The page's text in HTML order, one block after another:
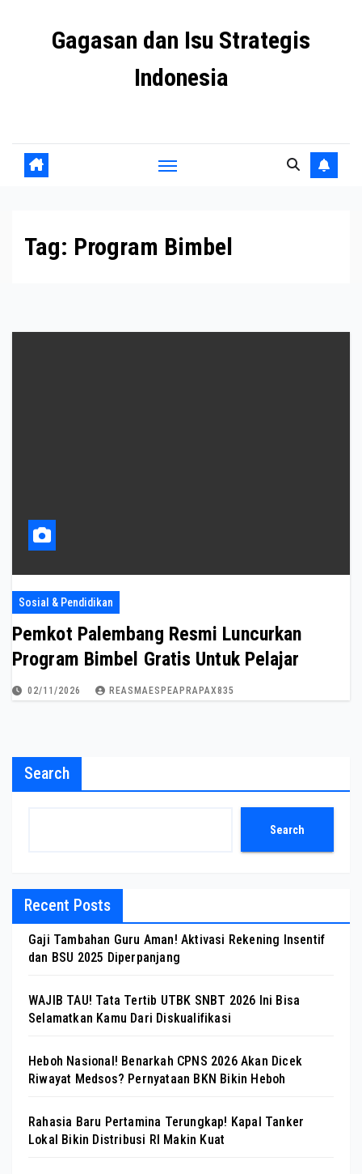
Gagasan dan Isu Strategis
Indonesia
Tag: Program Bimbel
Sosial & Pendidikan
Pemkot Palembang Resmi Luncurkan
Program Bimbel Gratis Untuk Pelajar
02/11/2026 REASMAESPEAPRAPAX835
Search
Search
Recent Posts
Gaji Tambahan Guru Aman! Aktivasi Rekening Insentif
dan BSU 2025 Diperpanjang
WAJIB TAU! Tata Tertib UTBK SNBT 2026 Ini Bisa
Selamatkan Kamu Dari Diskualifikasi
Heboh Nasional! Benarkah CPNS 2026 Akan Dicek
Riwayat Medsos? Pernyataan BKN Bikin Heboh
Rahasia Baru Pertamina Terungkap! Kapal Tanker
Lokal Bikin Distribusi RI Makin Kuat